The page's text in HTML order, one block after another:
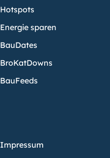
Hotspots
Energie sparen
BauDates
BroKatDowns
BauFeeds
Impressum